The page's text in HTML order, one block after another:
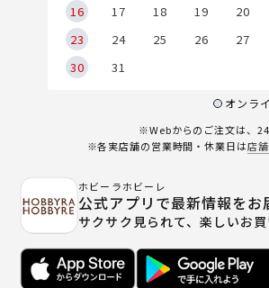
16
17 18 19 20
23
24 25 26 27
30
31
オンラ
※Webからのご注文は、
※各実店舗の営業時間・休業日は店
ホビーラホビーレ
公式アプリで最新情報をお
サクサク見られて、楽しいお